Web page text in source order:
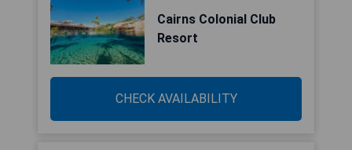
Cairns Colonial Club
Resort
CHECK AVAILABILITY